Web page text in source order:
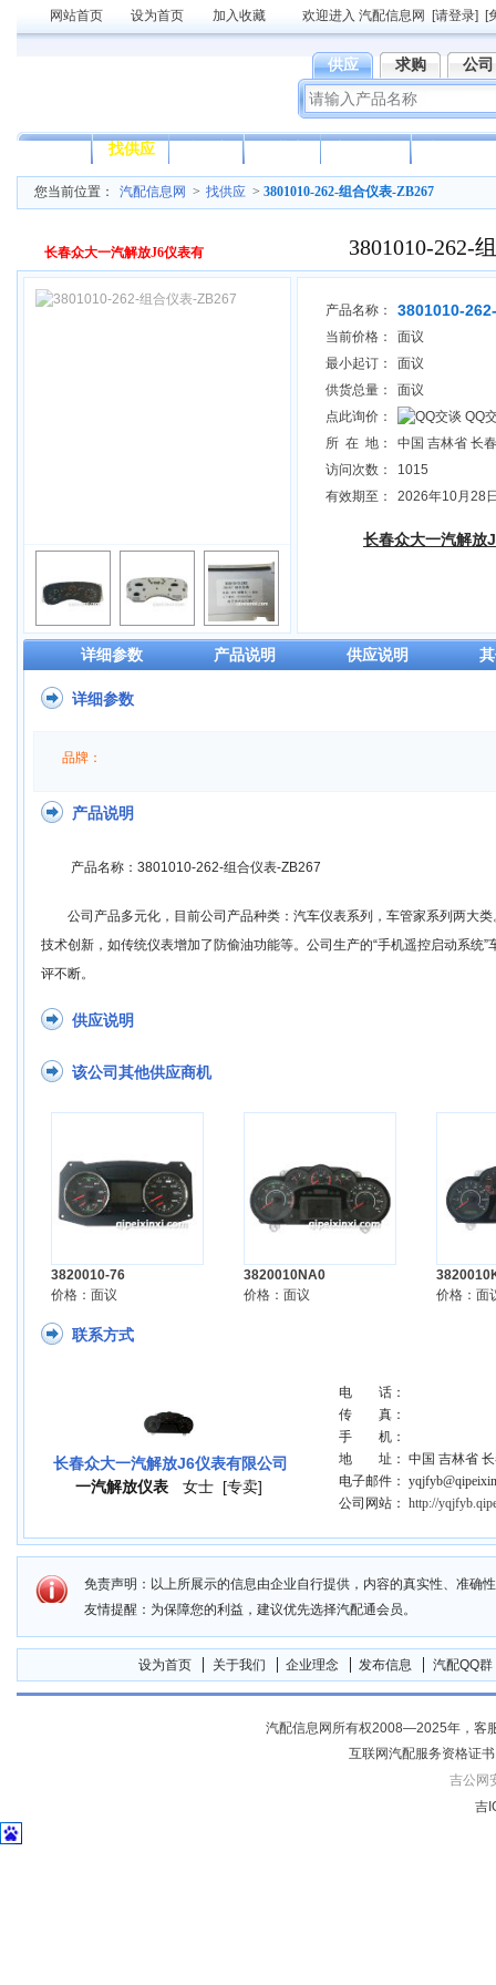
网站首页 设为首页 加入收藏 欢迎进入 汽配信息网 [请登录] [
供应 求购 公司
找供应
您当前位置： 汽配信息网 > 找供应 > 3801010-262-组合仪表-ZB267
长春众大一汽解放J6仪表有 3801010-262-
产品名称： 3801010-
当前价格：
面议
最小起订：
面议
供货总量：
面议
点此询价：
QQ
所 在 地：
中国 吉林省 长
访问次数：
1015
有效期至：
2026年10月28
长春众大一汽解放
详细参数 产品说明 供应说明
详细参数
品牌：
产品说明
产品名称：3801010-262-组合仪表-ZB267
公司产品多元化，目前公司产品种类：汽车仪表系列，车管家系列两大
技术创新，如传统仪表增加了防偷油功能等。公司生产的“手机遥控启动系统
评不断。
供应说明
该公司其他供应商机
3820010-76
价格：面议
3820010NA0
价格：面议
价格：面
联系方式
长春众大一汽解放J6仪表有限公司
一汽解放仪表
女士 [专卖]
电 话：
传 真：
手 机：
地 址： 中国 吉林省 长
电子邮件：
公司网站：http://
免责声明：以上所展示的信息由企业自行提供，内容的真实性、准确
友情提醒：为保障您的利益，建议优先选择汽配通会员。
设为首页 关于我们 企业理念 发布信息 汽配QQ群
汽配信息网所有权2008—2025年，客
互联网汽配服务资格证
吉公网
吉